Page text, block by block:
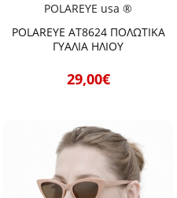
POLAREYE usa ®
POLAREYE AT8624 ΠΟΛΩΤΙΚΑ
ΓΥΑΛΙΑ ΗΛΙΟΥ
29,00€